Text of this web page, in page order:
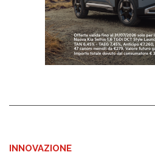
INNOVAZIONE